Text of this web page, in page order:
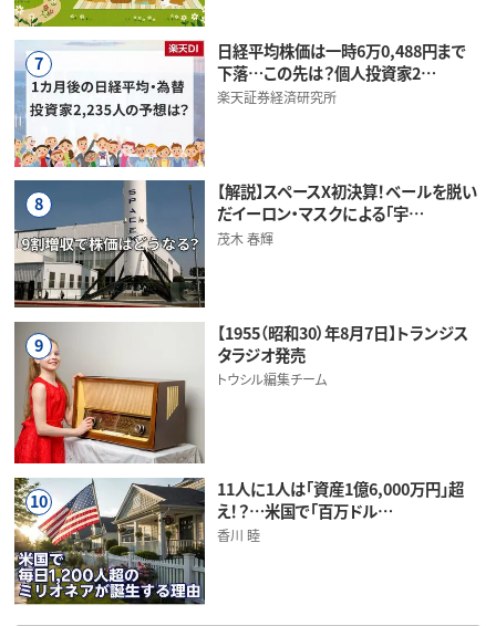
7
日経平均株価は一時6万0,488円まで
下落…この先は？個人投資家2…
楽天証券経済研究所
8
【解説】スペースX初決算！ベールを脱い
だイーロン・マスクによる「宇…
茂木 春輝
9
【1955（昭和30）年8月7日】トランジス
タラジオ発売
トウシル編集チーム
10
11人に1人は「資産1億6,000万円」超
え！？…米国で「百万ドル…
香川 睦